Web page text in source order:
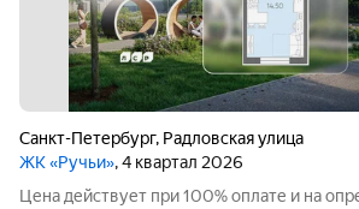
Санкт-Петербург, Радловская улица
ЖК «Ручьи», 4 квартал 2026
Цена действует при 100% оплате и на